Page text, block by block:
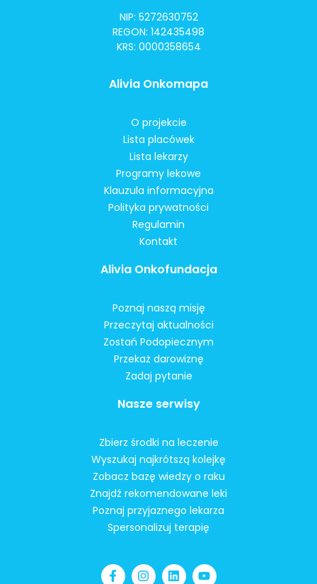
NIP: 5272630752
REGON: 142435498
KRS: 0000358654
Alivia Onkomapa
O projekcie
Lista placówek
Lista lekarzy
Programy lekowe
Klauzula informacyjna
Polityka prywatności
Regulamin
Kontakt
Alivia Onkofundacja
Poznaj naszą misję
Przeczytaj aktualności
Zostań Podopiecznym
Przekaż darowiznę
Zadaj pytanie
Nasze serwisy
Zbierz środki na leczenie
Wyszukaj najkrótszą kolejkę
Zobacz bazę wiedzy o raku
Znajdź rekomendowane leki
Poznaj przyjaznego lekarza
Spersonalizuj terapię